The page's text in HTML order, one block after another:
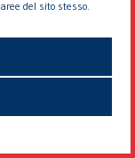
del sito stesso.
le strade di
d’assalto,
mai che gli
un’altra